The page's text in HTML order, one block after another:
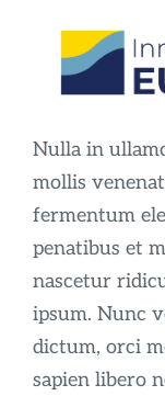
springen
Nulla in
mollis
fermentum
penatibus et
nascetur
ipsum. Nunc
dictum, orci
sapien libero